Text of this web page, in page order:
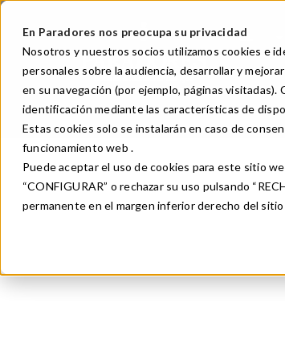
En Paradores nos preocupa su privacidad
Nosotros y nuestros socios utilizamos cookies e
personales sobre la audiencia, desarrollar y
en su navegación (por ejemplo, páginas
identificación mediante las características de
Estas cookies solo se instalarán en caso de
funcionamiento web .
Puede aceptar el uso de cookies para este sitio
“CONFIGURAR” o rechazar su uso pulsando
permanente en el margen inferior derecho del
Skip
main
content
GL
navigation
Paradores